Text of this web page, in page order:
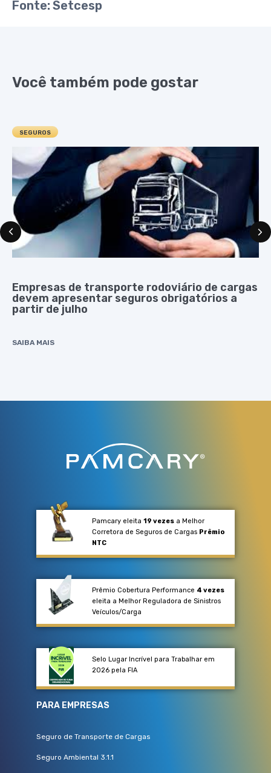
Fonte: Setcesp
Você também pode gostar
SEGUROS
Empresas de transporte rodoviário de cargas
devem apresentar seguros obrigatórios a
partir de julho
SAIBA MAIS
Pamcary eleita 19 vezes a Melhor
Corretora de Seguros de Cargas Prêmio
NTC
Prêmio Cobertura Performance 4 vezes
eleita a Melhor Reguladora de Sinistros
Veículos/Carga​
Selo Lugar Incrível para Trabalhar em
2026 pela FIA
PARA EMPRESAS
Seguro de Transporte de Cargas
Seguro Ambiental 3.1.1